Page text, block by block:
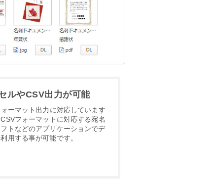
ルやCSV出力が可能
ーマット出力に対応しています
フォーマットに対応する宛名
トなどのアプリケーションでデ
用する事が可能です。